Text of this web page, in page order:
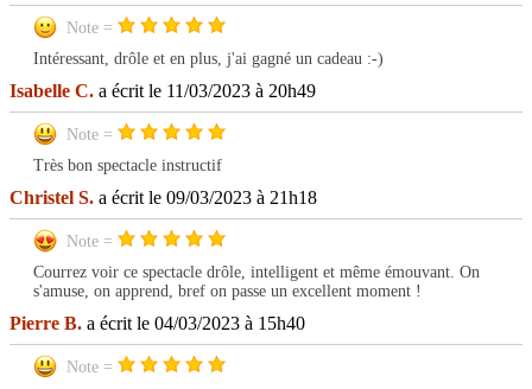
Note =
Intéressant, drôle et en plus, j'ai gagné un cadeau :-)
Isabelle C. a écrit le 11/03/2023 à 20h49
Note =
Très bon spectacle instructif
Christel S. a écrit le 09/03/2023 à 21h18
Note =
Courrez voir ce spectacle drôle, intelligent et même émouvant. On
s'amuse, on apprend, bref on passe un excellent moment !
Pierre B. a écrit le 04/03/2023 à 15h40
Note =